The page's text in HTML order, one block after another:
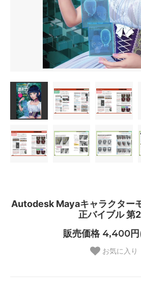
Autodesk Mayaキャラクター
正バイブル 第
販売価格 4,400
お気に入り